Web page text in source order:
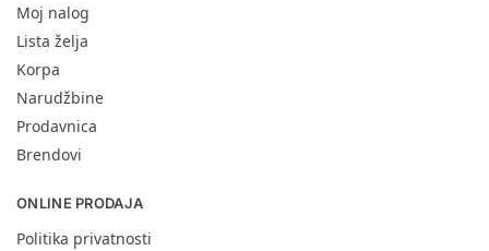
Moj nalog
Lista želja
Korpa
Narudžbine
Prodavnica
Brendovi
ONLINE PRODAJA
Politika privatnosti